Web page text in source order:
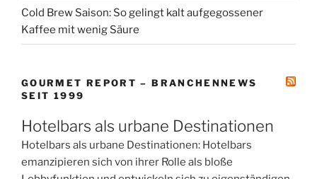
Cold Brew Saison: So gelingt kalt aufgegossener
Kaffee mit wenig Säure
GOURMET REPORT – BRANCHENNEWS
SEIT 1999
Hotelbars als urbane Destinationen
Hotelbars als urbane Destinationen: Hotelbars
emanzipieren sich von ihrer Rolle als bloße